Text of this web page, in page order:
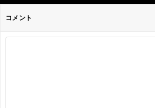
コメント